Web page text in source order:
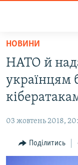
Перейти
основного
матеріалу
Перейти
до
основної
Перейти
до
ВІДЕО ТА ФОТО
БЛОГИ
ПОГЛЯД
НОВИНИ
НАТО й
українцям
03 жовтень 2018,
Поділитись